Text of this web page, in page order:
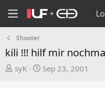
Shooter
kili !!! hilf mir
T
syK
S
Sep 23, 2001